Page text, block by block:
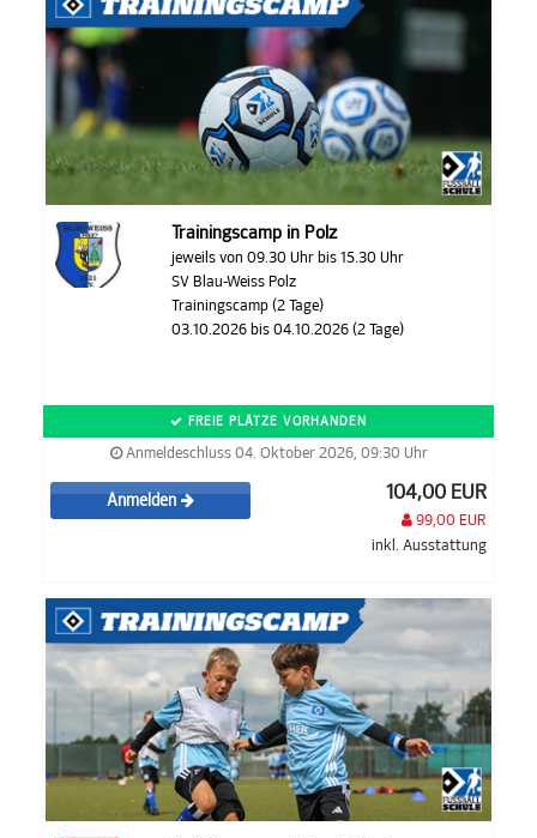
Trainingscamp in Polz
jeweils von 09.30 Uhr bis 15.30 Uhr
SV Blau-Weiss Polz
Trainingscamp (2 Tage)
03.10.2026 bis 04.10.2026 (2 Tage)
FREIE PLÄTZE VORHANDEN
Anmeldeschluss 04. Oktober 2026, 09:30 Uhr
Anmelden 104,00 EUR
99,00 EUR
inkl. Ausstattung